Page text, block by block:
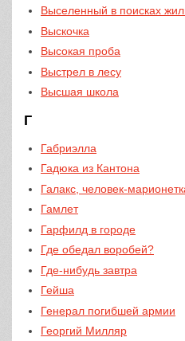
Выселенный в поисках
Выскочка
Высокая проба
Выстрел в лесу
Высшая школа
Г
Габриэлла
Гадюка из Кантона
Галакс, человек-
Гамлет
Гарфилд в городе
Где обедал воробей?
Где-нибудь завтра
Гейша
Генерал погибшей армии
Георгий Милляр